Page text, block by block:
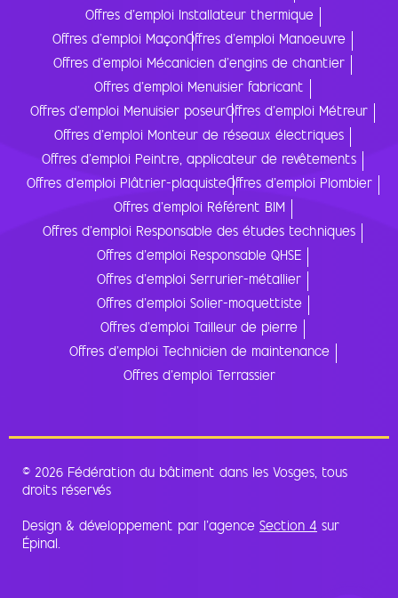
Offres d'emploi Installateur thermique
Offres d'emploi MaçonOffres d'emploi Manoeuvre
Offres d'emploi Mécanicien d'engins de chantier
Offres d'emploi Menuisier fabricant
Offres d'emploi Menuisier poseurOffres d'emploi Métreur
Offres d'emploi Monteur de réseaux électriques
Offres d'emploi Peintre, applicateur de revêtements
Offres d'emploi Plâtrier-plaquisteOffres d'emploi Plombier
Offres d'emploi Référent BIM
Offres d'emploi Responsable des études techniques
Offres d'emploi Responsable QHSE
Offres d'emploi Serrurier-métallier
Offres d'emploi Solier-moquettiste
Offres d'emploi Tailleur de pierre
Offres d'emploi Technicien de maintenance
Offres d'emploi Terrassier
© 2026 Fédération du bâtiment dans les Vosges, tous
droits réservés
Design & développement par l’agence Section 4 sur
Épinal.